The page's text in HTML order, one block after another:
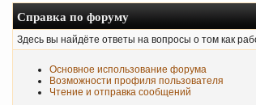
Справка по форуму
Здесь вы найдёте ответы на вопросы о том как
Основное использование форума
Возможности профиля пользователя
Чтение и отправка сообщений